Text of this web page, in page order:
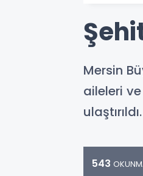
Mersin
aileleri
ulaştırıldı.
543